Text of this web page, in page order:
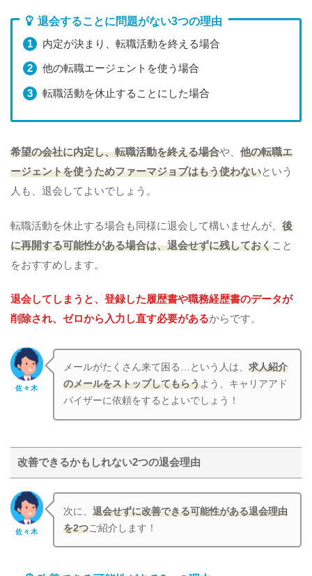
退会することに問題がない3つの理由
内定が決まり、転職活動を終える場合
他の転職エージェントを使う場合
転職活動を休止することにした場合
希望の会社に内定し、転職活動を終える場合や、 他の転職エ
ージェントを使うためファーマジョブはもう使わないという
人も、退会してよいでしょう。
転職活動を休止する場合も同様に退会して構いませんが、 後
に再開する可能性がある場合は、退会せずに残しておくこと
をおすすめします。
退会してしまうと、登録した履歴書や職務経歴書のデータが
削除され、ゼロから入力し直す必要があるからです。
佐々木
メールがたくさん来て困る…という人は、求人紹介
のメールをストップしてもらうよう、キャリアアド
バイザーに依頼をするとよいでしょう！
改善できるかもしれない2つの退会理由
佐々木
次に、退会せずに改善できる可能性がある退会理由
を2つご紹介します！